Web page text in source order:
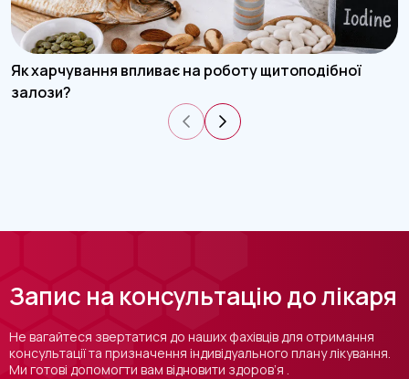
Як харчування впливає на роботу щитоподібної
залози?
Запис на консультацію до лікаря
Не вагайтеся звертатися до наших фахівців для отримання
консультації та призначення індивідуального плану лікування.
Ми готові допомогти вам відновити здоров’я .